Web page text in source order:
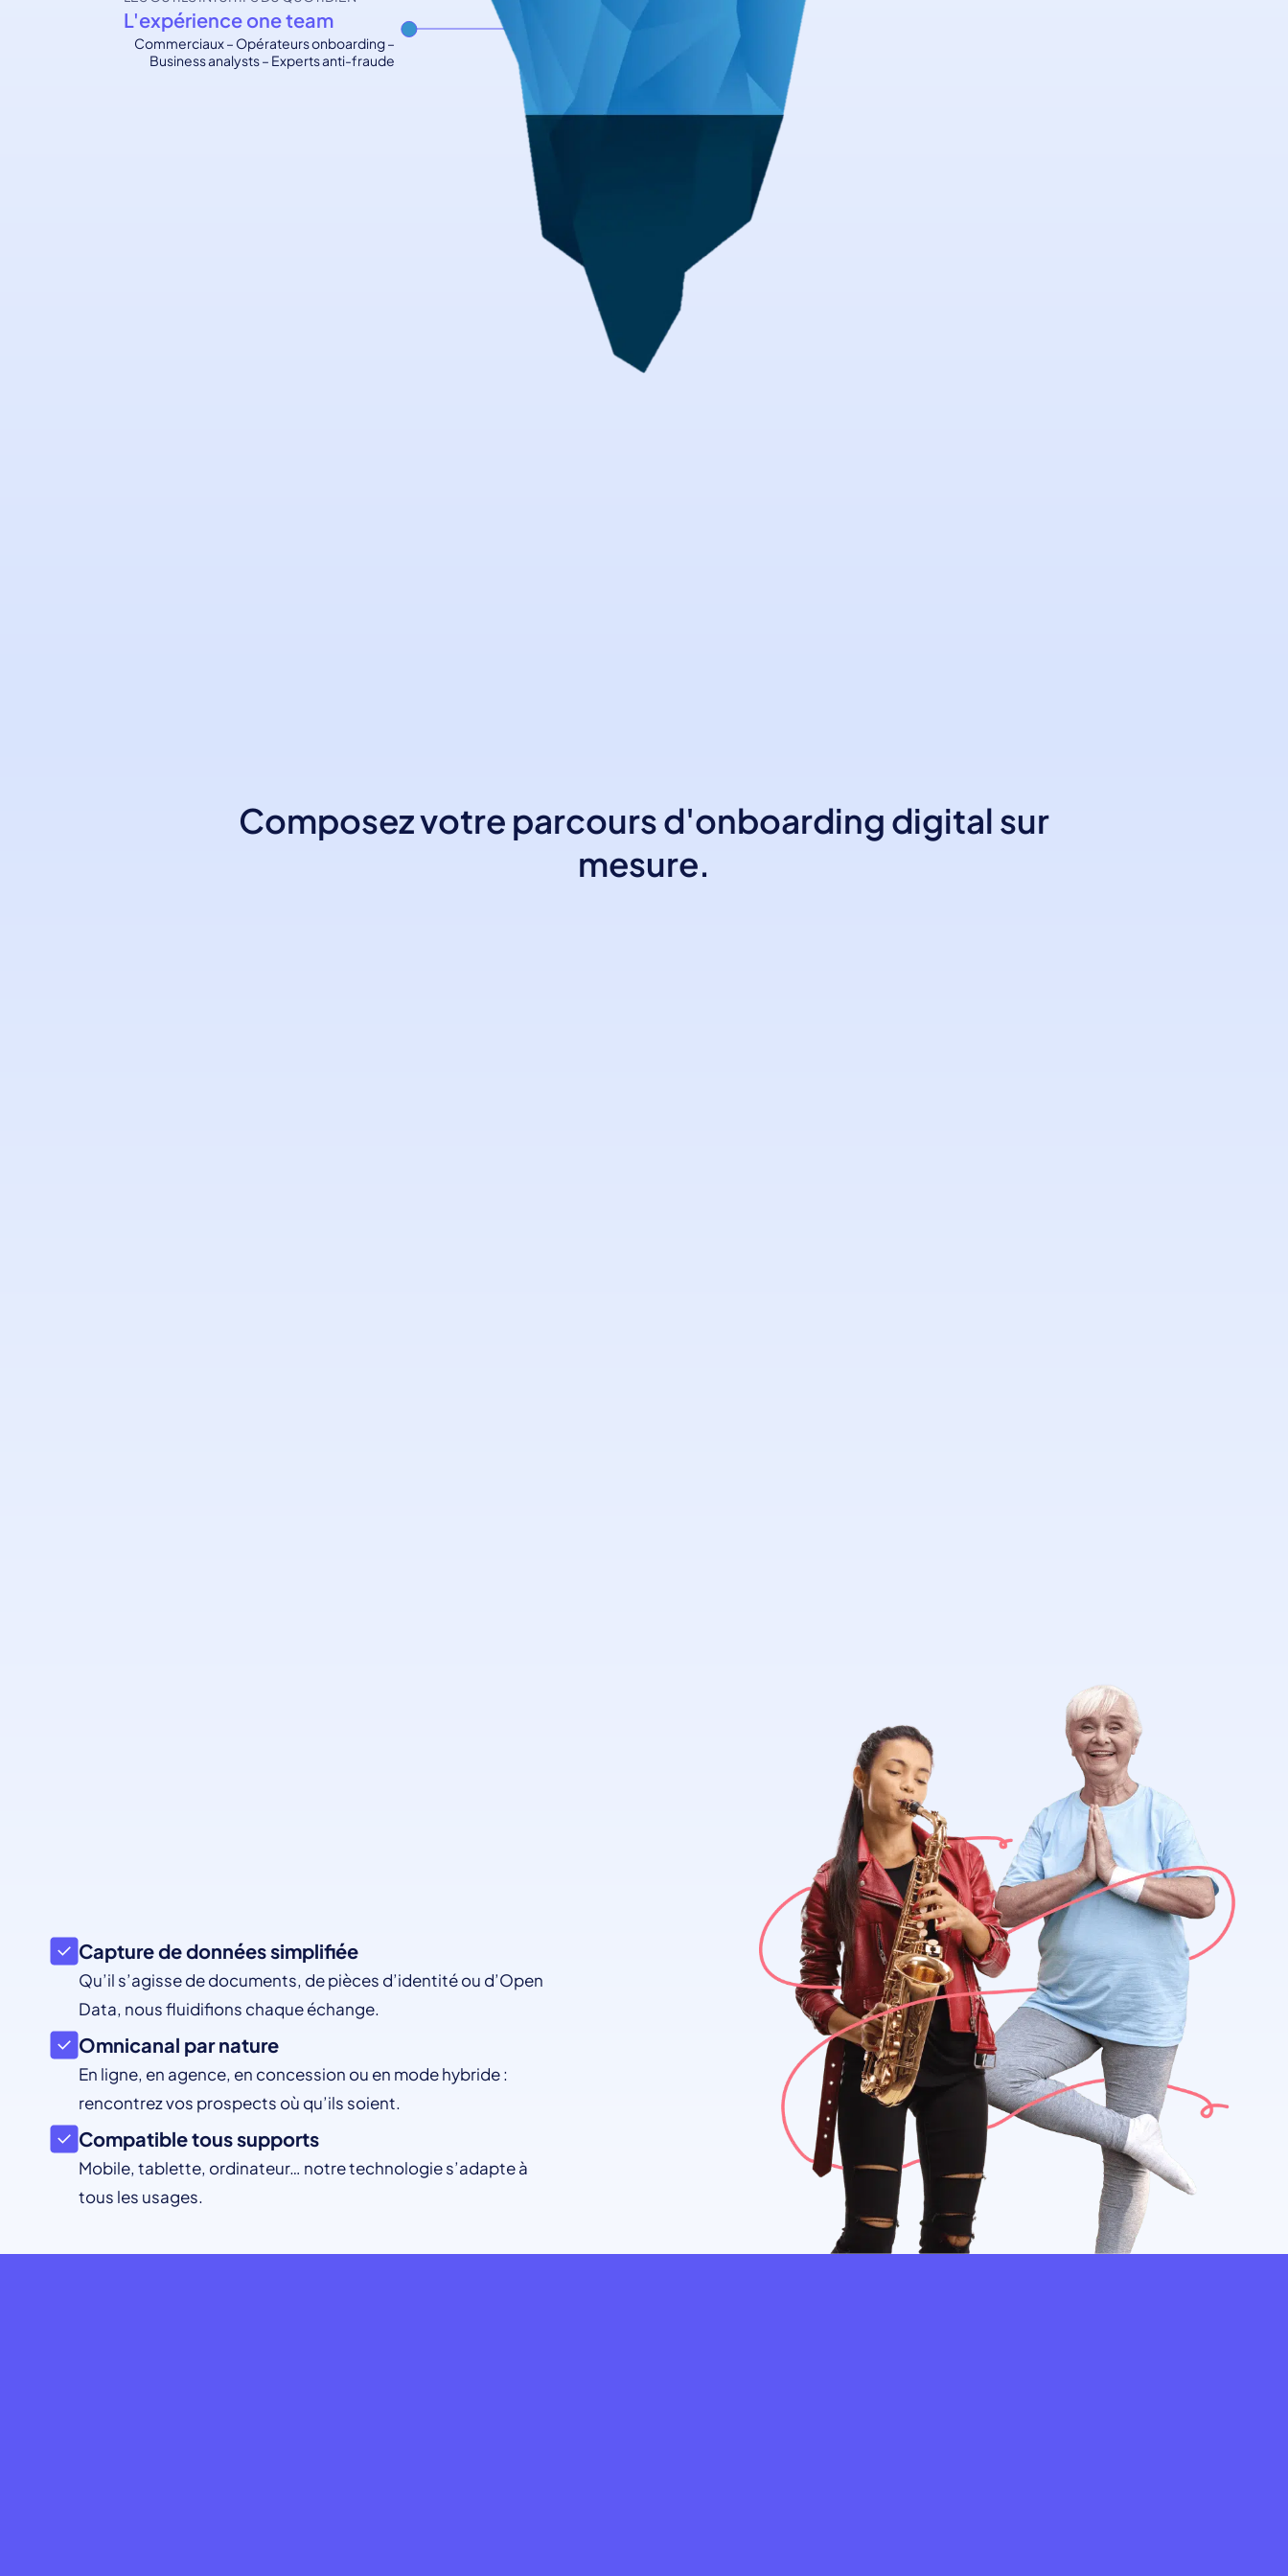
L'expérience one team
Commerciaux – Opérateurs onboarding –
Business analysts – Experts anti-fraude
Composez votre parcours d'onboarding digital sur
mesure.
Capture de données simplifiée
Qu’il s’agisse de documents, de pièces d’identité ou d’Open
Data, nous fluidifions chaque échange.
Omnicanal par nature
En ligne, en agence, en concession ou en mode hybride :
rencontrez vos prospects où qu’ils soient.
Compatible tous supports
Mobile, tablette, ordinateur… notre technologie s’adapte à
tous les usages.